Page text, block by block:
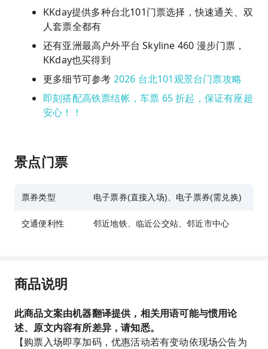
KKday提供多种台北101门票选择，快速通关、双
人套票全都有
还有亚洲最高户外平台 Skyline 460 漫步门票，
KKday也买得到
更多细节可参考 2026 台北101观景台门票攻略
即刻搭配高铁票结帐，车票 65 折起，保证有座超
安心！！
景点门票
票券类型 电子票券(直接入场)、电子票券(需兑换)
交通便利性 邻近地铁、临近公交站、邻近市中心
商品说明
此商品文案由机器翻译提供，相关用语可能与惯用论
述、原文内容有所差异，请知悉。
【购票入场即享加码，优惠活动若有变动依现场公告为